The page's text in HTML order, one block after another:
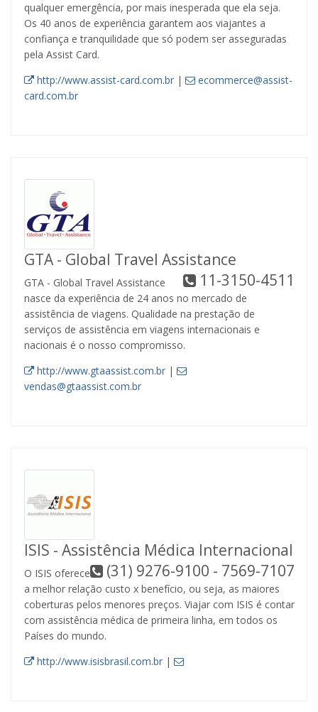
qualquer emergência, por mais inesperada que ela seja.
Os 40 anos de experiência garantem aos viajantes a
confiança e tranquilidade que só podem ser asseguradas
pela Assist Card.
http://www.assist-card.com.br|
ecommerce@assist-
card.com.br
GTA - Global Travel Assistance
11-3150-4511
GTA - Global Travel Assistance
nasce da experiência de 24 anos no mercado de
assistência de viagens. Qualidade na prestação de
serviços de assistência em viagens internacionais e
nacionais é o nosso compromisso.
http://www.gtaassist.com.br|
vendas@gtaassist.com.br
ISIS - Assistência Médica Internacional
(31) 9276-9100 - 7569-7107
O ISIS oferece
a melhor relação custo x benefício, ou seja, as maiores
coberturas pelos menores preços. Viajar com ISIS é contar
com assistência médica de primeira linha, em todos os
Países do mundo.
http://www.isisbrasil.com.br|